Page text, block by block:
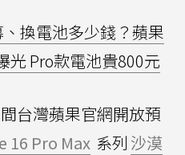
換電池多少錢？蘋果
光 Pro款電池貴800元
台灣蘋果官網開放預
16 Pro Max 系列沙漠